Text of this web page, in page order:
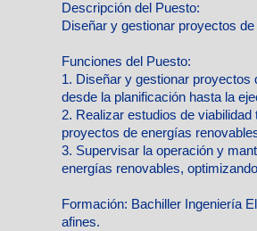
Descripción del Puesto:
Diseñar y gestionar proyectos
Funciones del Puesto:
1. Diseñar y gestionar proyectos
desde la planificación hasta la
2. Realizar estudios de
proyectos de energías
3. Supervisar la operación y
energías renovables,
Formación: Bachiller Ingeniería
afines.